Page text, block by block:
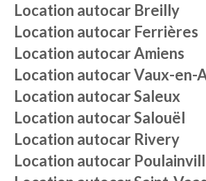
Location autocar Breilly
Location autocar Ferrières
Location autocarAmiens
Location autocarVaux-en-
Location autocarSaleux
Location autocarSalouël
Location autocar Rivery
Location autocar